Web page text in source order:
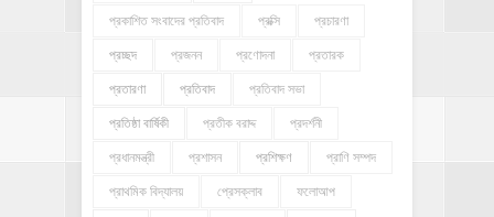
প্রকাশিত সংবাদের প্রতিবাদ প্রক্সি প্রচারণা
প্রচ্ছদ প্রজনন প্রণোদনা প্রতারক
প্রতারণা প্রতিবাদ প্রতিবাদ সভা
প্রতিষ্ঠা বার্ষিকী প্রতীক বরাদ্দ প্রদর্শনী
প্রধানমন্ত্রী প্রশাসন প্রশিক্ষণ প্রাণি সম্পদ
প্রাথমিক বিদ্যালয় প্রেসক্লাব ফলোআপ